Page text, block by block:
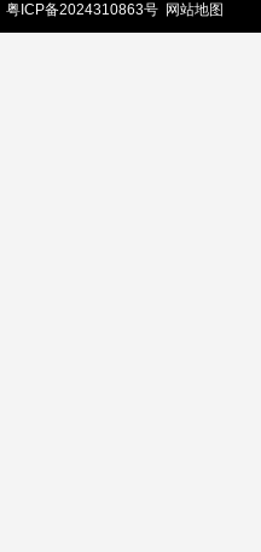
粤ICP备2024310863号 网站地图